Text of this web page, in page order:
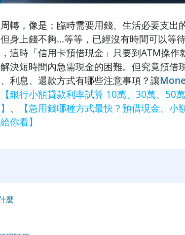
轉，像是：臨時需要用錢、生活必要支出
身上錢不夠...等等，已經沒有時間可以等
這時「信用卡預借現金」只要到ATM操作
決短時間內急需現金的困難。但究竟預借
利息、還款方式有哪些注意事項？讓
【銀行小額貸款利率試算 10萬、30萬、50
、
【急用錢哪種方式最快？預借現金、小
你看】
麼